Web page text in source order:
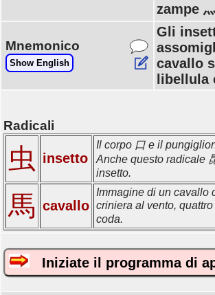
zampe
Mnemonico
Show English
Gli
cavallo
libellula
Radicali
虫 insetto
Il corpo 口 e il
Anche questo radicale
insetto.
馬 cavallo
Immagine di un cavallo
criniera al vento,
coda.
Iniziate il programma di